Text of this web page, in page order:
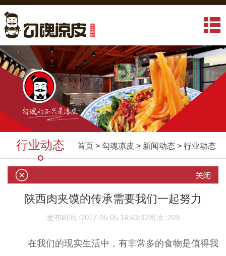
行业动态 首页 > 勾魂凉皮 > 新闻动态 > 行业动态
陕西肉夹馍的传承需要我们一起努力
发布时间 :2017-05-05 14:43:32阅读 :209
在我们的现实生活中，有非常多的食物是值得我